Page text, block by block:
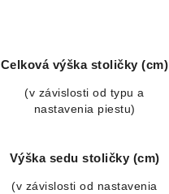
Celková výška stoličky (cm)
(v závislosti od typu a
nastavenia piestu)
Výška sedu stoličky (cm)
(v závislosti od nastavenia